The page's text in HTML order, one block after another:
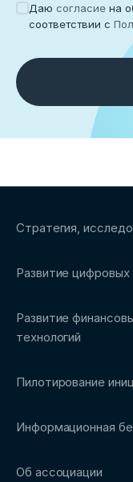
Даю согласие на
соответствии с
Стратегия,
Обзоры рынка и
Трендвотчинг и
Развитие
Развитие
технологий
Репозиторий
Рабочие группы
Пилотирование
Площадка
Информационная
Об ассоциации